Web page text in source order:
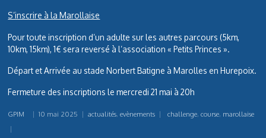
S’inscrire à la Marollaise
Pour toute inscription d’un adulte sur les autres parcours (5km,
10km, 15km), 1€ sera reversé à l’association « Petits Princes ».
Départ et Arrivée au stade Norbert Batigne à Marolles en Hurepoix.
Fermeture des inscriptions le mercredi 21 mai à 20h
GPIM | 10 mai 2025 | actualités,evènements | challenge, course, marollaise
|